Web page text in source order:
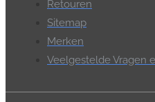
Retouren
Sitemap
Merken
Veelgestelde Vragen